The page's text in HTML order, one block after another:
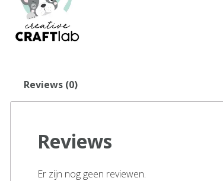
Reviews (0)
Reviews
Er zijn nog geen reviewen.